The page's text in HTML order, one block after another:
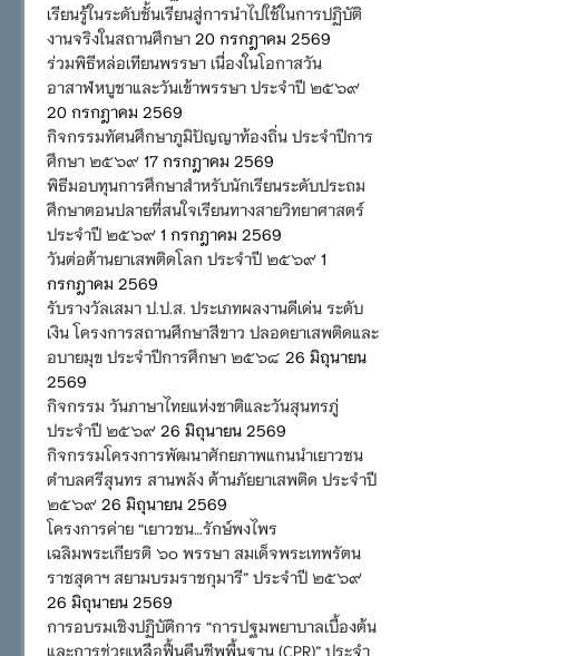
เรียนรู้ในระดับชั้นเรียนสู่การนำไปใช้ในการปฏิบัติ
งานจริงในสถานศึกษา 20 กรกฎาคม 2569
ร่วมพิธีหล่อเทียนพรรษา เนื่องในโอกาสวัน
อาสาฬหบูชาและวันเข้าพรรษา ประจำปี ๒๕๖๙
20 กรกฎาคม 2569
กิจกรรมทัศนศึกษาภูมิปัญญาท้องถิ่น ประจำปีการ
ศึกษา ๒๕๖๙ 17 กรกฎาคม 2569
พิธีมอบทุนการศึกษาสำหรับนักเรียนระดับประถม
ศึกษาตอนปลายที่สนใจเรียนทางสายวิทยาศาสตร์
ประจำปี ๒๕๖๙ 1 กรกฎาคม 2569
วันต่อต้านยาเสพติดโลก ประจำปี ๒๕๖๙ 1
กรกฎาคม 2569
รับรางวัลเสมา ป.ป.ส. ประเภทผลงานดีเด่น ระดับ
เงิน โครงการสถานศึกษาสีขาว ปลอดยาเสพติดและ
อบายมุข ประจำปีการศึกษา ๒๕๖๘ 26 มิถุนายน
2569
กิจกรรม วันภาษาไทยแห่งชาติและวันสุนทรภู่
ประจำปี ๒๕๖๙ 26 มิถุนายน 2569
กิจกรรมโครงการพัฒนาศักยภาพแกนนำเยาวชน
ตำบลศรีสุนทร สานพลัง ต้านภัยยาเสพติด ประจำปี
๒๕๖๙ 26 มิถุนายน 2569
โครงการค่าย “เยาวชน…รักษ์พงไพร
เฉลิมพระเกียรติ ๖๐ พรรษา สมเด็จพระเทพรัตน
ราชสุดาฯ สยามบรมราชกุมารี” ประจำปี ๒๕๖๙
26 มิถุนายน 2569
การอบรมเชิงปฏิบัติการ “การปฐมพยาบาลเบื้องต้น
และการช่วยเหลือฟื้นคืนชีพพื้นฐาน (CPR)” ประจำ